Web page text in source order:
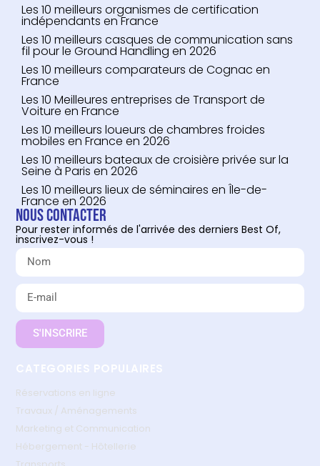
Les 10 meilleurs organismes de certification
indépendants en France
Les 10 meilleurs casques de communication sans
fil pour le Ground Handling en 2026
Les 10 meilleurs comparateurs de Cognac en
France
Les 10 Meilleures entreprises de Transport de
Voiture en France
Les 10 meilleurs loueurs de chambres froides
mobiles en France en 2026
Les 10 meilleurs bateaux de croisière privée sur la
Seine à Paris en 2026
Les 10 meilleurs lieux de séminaires en Île-de-
France en 2026
Nous contacter
Pour rester informés de l'arrivée des derniers Best Of,
inscrivez-vous !
S'INSCRIRE
CATEGORIES POPULAIRES
Réservations en ligne
Travaux / Aménagements
Marketing et Communication
Hébergement - Hôtellerie